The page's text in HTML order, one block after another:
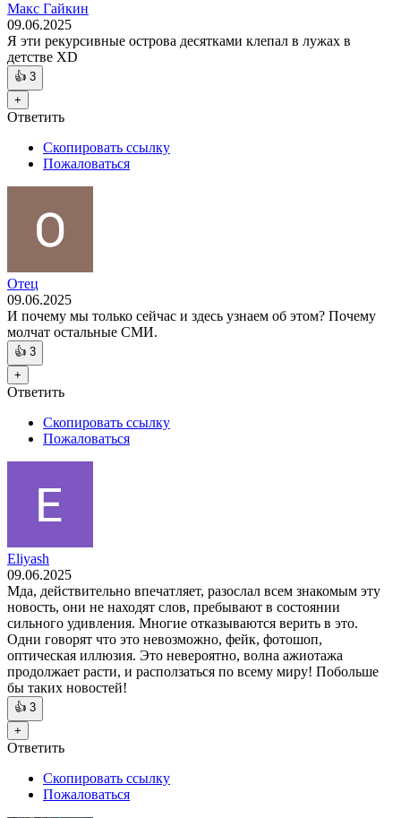
Макс Гайкин
09.06.2025
Я эти рекурсивные острова десятками клепал в лужах в
детстве XD
👍 3
+
Ответить
Скопировать ссылку
Пожаловаться
Отец
09.06.2025
И почему мы только сейчас и здесь узнаем об этом? Почему
молчат остальные СМИ.
👍 3
+
Ответить
Скопировать ссылку
Пожаловаться
Eliyash
09.06.2025
Мда, действительно впечатляет, разослал всем знакомым эту
новость, они не находят слов, пребывают в состоянии
сильного удивления. Многие отказываются верить в это.
Одни говорят что это невозможно, фейк, фотошоп,
оптическая иллюзия. Это невероятно, волна ажиотажа
продолжает расти, и расползаться по всему миру! Побольше
бы таких новостей!
👍 3
+
Ответить
Скопировать ссылку
Пожаловаться